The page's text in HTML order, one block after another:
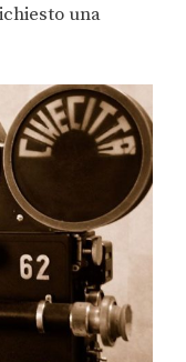
una